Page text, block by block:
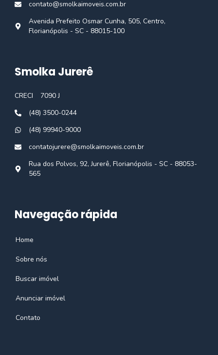
contato@smolkaimoveis.com.br
Avenida Prefeito Osmar Cunha, 505, Centro,
Florianópolis - SC - 88015-100
Smolka Jurerê
CRECI
7090 J
(48) 3500-0244
(48) 99940-9000
contatojurere@smolkaimoveis.com.br
Rua dos Polvos, 92, Jurerê, Florianópolis - SC - 88053-
565
Navegação rápida
Home
Sobre nós
Buscar imóvel
Anunciar imóvel
Contato